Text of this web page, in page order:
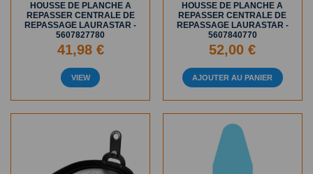
HOUSSE DE PLANCHE A
REPASSER CENTRALE DE
REPASSAGE LAURASTAR -
5607827780
41,98 €
VIEW
HOUSSE DE PLANCHE A
REPASSER CENTRALE DE
REPASSAGE LAURASTAR -
5607840770
52,00 €
AJOUTER AU PANIER